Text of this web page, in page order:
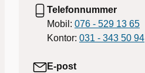
Telefonnummer
Mobil: 076 - 529 13 65
Kontor: 031 - 343 50 94
E-post